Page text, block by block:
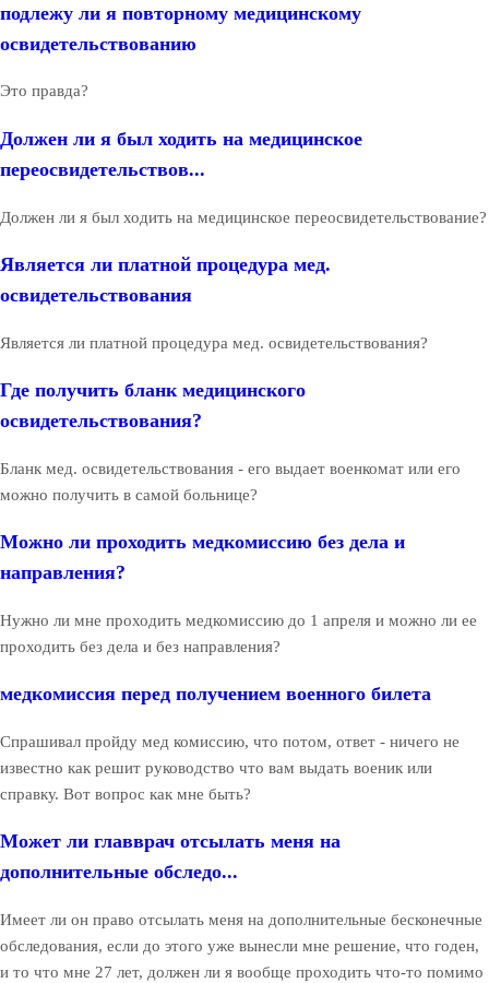
подлежу ли я повторному медицинскому
освидетельствованию
Это правда?
Должен ли я был ходить на медицинское
переосвидетельствов...
Должен ли я был ходить на медицинское переосвидетельствование?
Является ли платной процедура мед.
освидетельствования
Является ли платной процедура мед. освидетельствования?
Где получить бланк медицинского
освидетельствования?
Бланк мед. освидетельствования - его выдает военкомат или его
можно получить в самой больнице?
Можно ли проходить медкомиссию без дела и
направления?
Нужно ли мне проходить медкомиссию до 1 апреля и можно ли ее
проходить без дела и без направления?
медкомиссия перед получением военного билета
Спрашивал пройду мед комиссию, что потом, ответ - ничего не
известно как решит руководство что вам выдать военик или
справку. Вот вопрос как мне быть?
Может ли главврач отсылать меня на
дополнительные обследо...
Имеет ли он право отсылать меня на дополнительные бесконечные
обследования, если до этого уже вынесли мне решение, что годен,
и то что мне 27 лет, должен ли я вообще проходить что-то помимо